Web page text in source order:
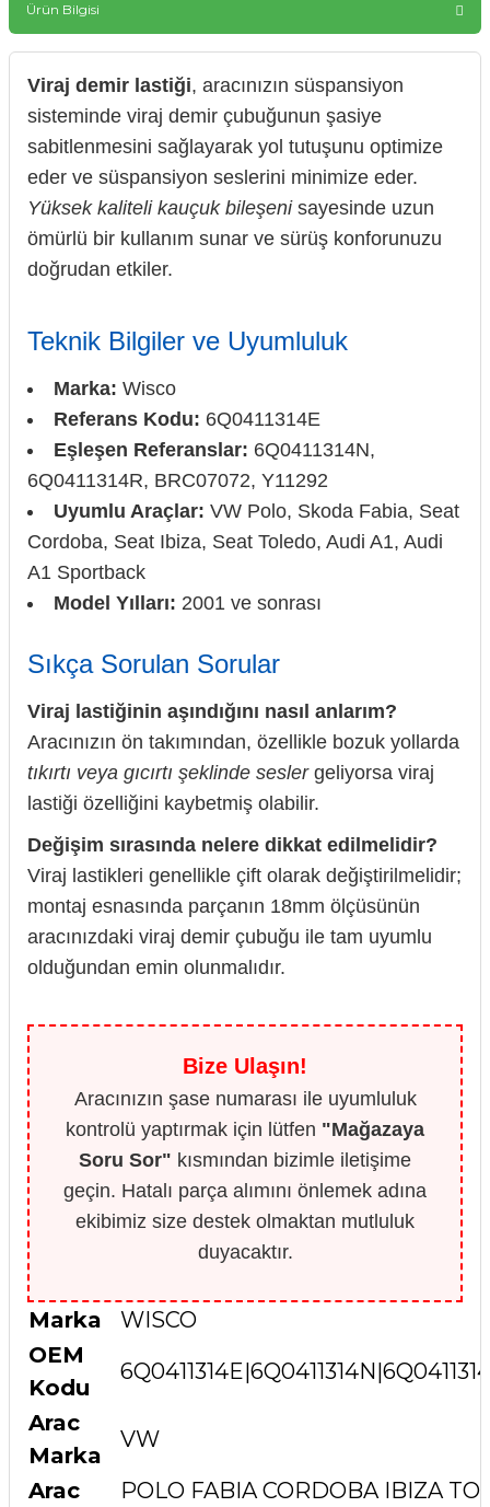
Ürün Bilgisi
Viraj demir lastiği, aracınızın süspansiyon
sisteminde viraj demir çubuğunun şasiye
sabitlenmesini sağlayarak yol tutuşunu optimize
eder ve süspansiyon seslerini minimize eder.
Yüksek kaliteli kauçuk bileşenisayesinde uzun
ömürlü bir kullanım sunar ve sürüş konforunuzu
doğrudan etkiler.
Teknik Bilgiler ve Uyumluluk
Marka: Wisco
Referans Kodu: 6Q0411314E
Eşleşen Referanslar: 6Q0411314N,
6Q0411314R, BRC07072, Y11292
Uyumlu Araçlar: VW Polo, Skoda Fabia, Seat
Cordoba, Seat Ibiza, Seat Toledo, Audi A1, Audi
A1 Sportback
Model Yılları: 2001 ve sonrası
Sıkça Sorulan Sorular
Viraj lastiğinin aşındığını nasıl anlarım?
Aracınızın ön takımından, özellikle bozuk yollarda
tıkırtı veya gıcırtı şeklinde seslergeliyorsa viraj
lastiği özelliğini kaybetmiş olabilir.
Değişim sırasında nelere dikkat edilmelidir?
Viraj lastikleri genellikle çift olarak değiştirilmelidir;
montaj esnasında parçanın 18mm ölçüsünün
aracınızdaki viraj demir çubuğu ile tam uyumlu
olduğundan emin olunmalıdır.
Bize Ulaşın!
Aracınızın şase numarası ile uyumluluk
kontrolü yaptırmak için lütfen "Mağazaya
Soru Sor" kısmından bizimle iletişime
geçin. Hatalı parça alımını önlemek adına
ekibimiz size destek olmaktan mutluluk
duyacaktır.
Marka
WISCO
OEM
Kodu
Arac
Marka
VW
Arac
POLO FABIA CORDOBA IBIZA